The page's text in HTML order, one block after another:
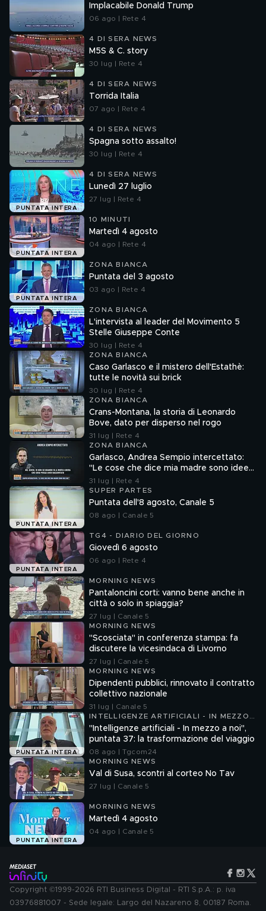
Implacabile Donald Trump
06 ago | Rete 4
4 DI SERA NEWS
M5S & C. story
30 lug | Rete 4
4 DI SERA NEWS
Torrida Italia
07 ago | Rete 4
4 DI SERA NEWS
Spagna sotto assalto!
30 lug | Rete 4
PUNTATA INTERA
4 DI SERA NEWS
Lunedì 27 luglio
27 lug | Rete 4
PUNTATA INTERA
10 MINUTI
Martedì 4 agosto
04 ago | Rete 4
PUNTATA INTERA
ZONA BIANCA
Puntata del 3 agosto
03 ago | Rete 4
ZONA BIANCA
L'intervista al leader del Movimento 5
Stelle Giuseppe Conte
30 lug | Rete 4
ZONA BIANCA
Caso Garlasco e il mistero dell'Estathè:
tutte le novità sui brick
30 lug | Rete 4
ZONA BIANCA
Crans-Montana, la storia di Leonardo
Bove, dato per disperso nel rogo
31 lug | Rete 4
ZONA BIANCA
Garlasco, Andrea Sempio intercettato:
"Le cose che dice mia madre sono idee
sue"
31 lug | Rete 4
PUNTATA INTERA
SUPER PARTES
Puntata dell'8 agosto, Canale 5
08 ago | Canale 5
PUNTATA INTERA
TG4 - DIARIO DEL GIORNO
Giovedì 6 agosto
06 ago | Rete 4
MORNING NEWS
Pantaloncini corti: vanno bene anche in
città o solo in spiaggia?
27 lug | Canale 5
MORNING NEWS
"Scosciata" in conferenza stampa: fa
discutere la vicesindaca di Livorno
27 lug | Canale 5
MORNING NEWS
Dipendenti pubblici, rinnovato il contratto
collettivo nazionale
31 lug | Canale 5
PUNTATA INTERA
INTELLIGENZE ARTIFICIALI - IN MEZZO
A NOI
"Intelligenze artificiali - In mezzo a noi",
puntata 37: la trasformazione del viaggio
08 ago | Tgcom24
MORNING NEWS
Val di Susa, scontri al corteo No Tav
27 lug | Canale 5
PUNTATA INTERA
MORNING NEWS
Martedì 4 agosto
04 ago | Canale 5
Copyright ©1999-2026 RTI Business Digital - RTI S.p.A.: p. iva
03976881007 - Sede legale: Largo del Nazareno 8, 00187 Roma.